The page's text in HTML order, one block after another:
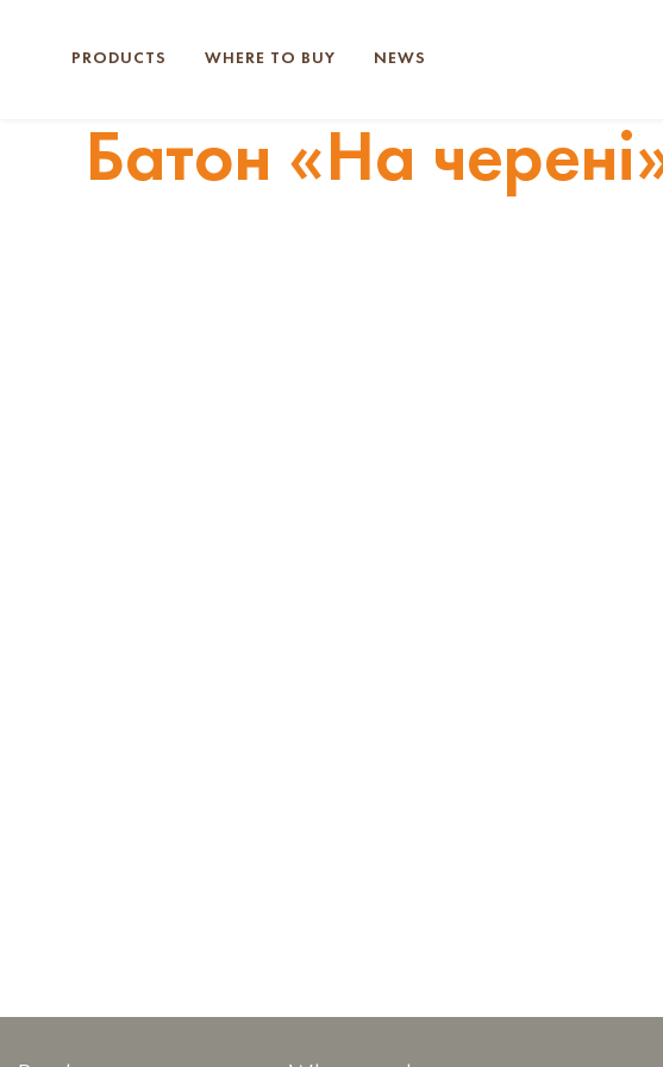
PRODUCTS WHERE TO BUY NEWS
Батон «На